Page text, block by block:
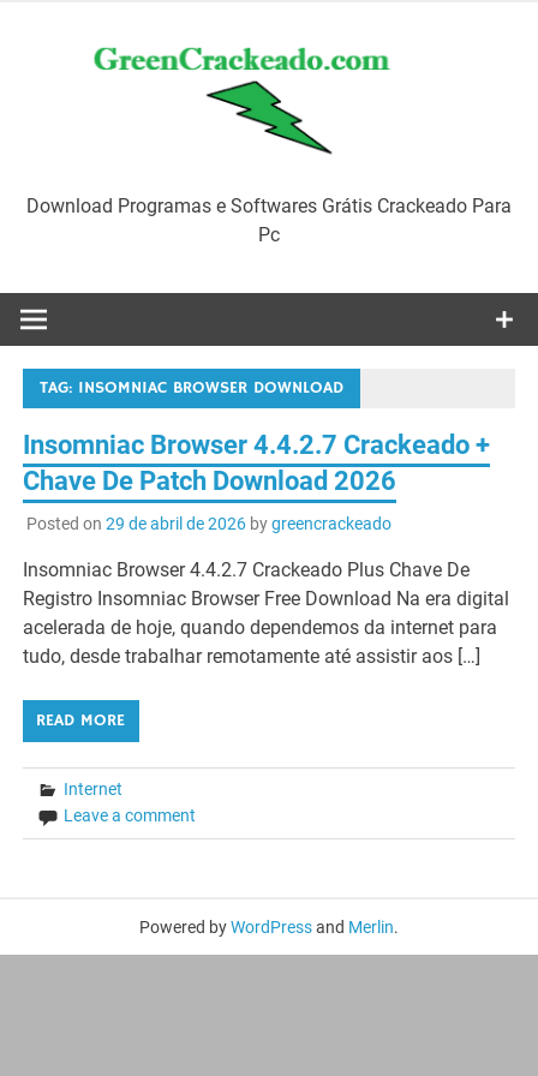
Download Programas e Softwares Grátis Crackeado Para
Pc
TAG: INSOMNIAC BROWSER DOWNLOAD
Insomniac Browser 4.4.2.7 Crackeado +
Chave De Patch Download 2026
Posted on 29 de abril de 2026bygreencrackeado
Insomniac Browser 4.4.2.7 Crackeado Plus Chave De
Registro Insomniac Browser Free Download Na era digital
acelerada de hoje, quando dependemos da internet para
tudo, desde trabalhar remotamente até assistir aos […]
READ MORE
Internet
Leave a comment
Powered byWordPressand Merlin.